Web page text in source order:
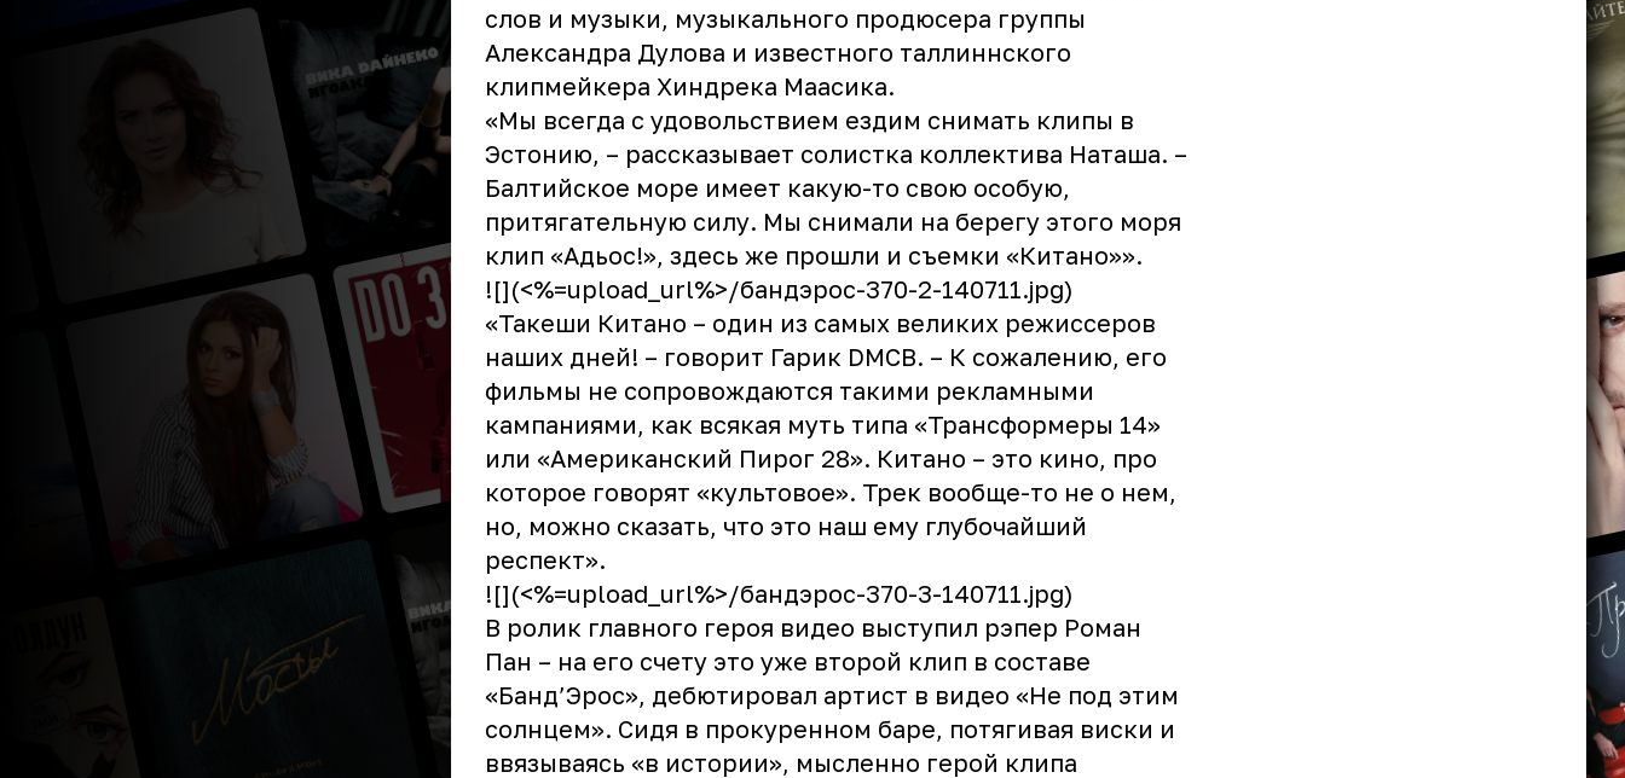
слов и музыки, музыкального продюсера группы
Александра Дулова и известного таллиннского
клипмейкера Хиндрека Маасика.
«Мы всегда с удовольствием ездим снимать клипы в
Эстонию, – рассказывает солистка коллектива Наташа. –
Балтийское море имеет какую-то свою особую,
притягательную силу. Мы снимали на берегу этого моря
клип «Адьос!», здесь же прошли и съемки «Китано»».
![](<%=upload_url%>/бандэрос-370-2-140711.jpg)
«Такеши Китано – один из самых великих режиссеров
наших дней! – говорит Гарик DMCB. – К сожалению, его
фильмы не сопровождаются такими рекламными
кампаниями, как всякая муть типа «Трансформеры 14»
или «Американский Пирог 28». Китано – это кино, про
которое говорят «культовое». Трек вообще-то не о нем,
но, можно сказать, что это наш ему глубочайший
респект».
![](<%=upload_url%>/бандэрос-370-3-140711.jpg)
В ролик главного героя видео выступил рэпер Роман
Пан – на его счету это уже второй клип в составе
«Банд’Эрос», дебютировал артист в видео «Не под этим
солнцем». Сидя в прокуренном баре, потягивая виски и
ввязываясь «в истории», мысленно герой клипа